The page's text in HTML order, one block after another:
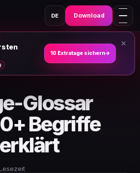
DE Download
›
Glossar
Begriffe
10 Extratage sichern→
×